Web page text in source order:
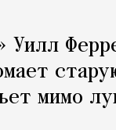
Уилл
мимо